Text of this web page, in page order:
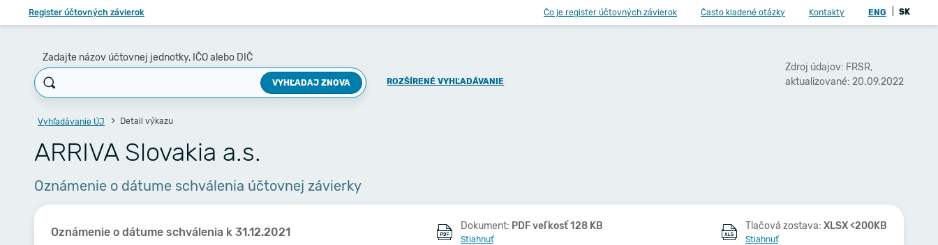
Register účtovných závierok Čo je register účtovných závierok Často kladené otázky Kontakty ENG SK
Zadajte názov účtovnej jednotky, IČO alebo DIČ
VYHĽADAJ ZNOVA ROZŠÍRENÉ VYHĽADÁVANIE
Zdroj údajov: FRSR,
aktualizované: 20.09.2022
Vyhľadávanie ÚJ Detail výkazu
ARRIVA Slovakia a.s.
Oznámenie o dátume schválenia účtovnej závierky
Oznámenie o dátume schválenia k 31.12.2021 Dokument: PDF veľkosť 128 KB
Stiahnuť
Tlačová zostava: XLSX <200KB
Stiahnuť